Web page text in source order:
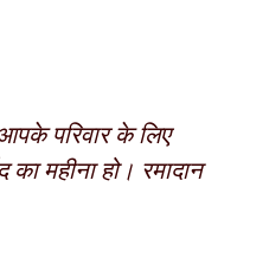
परिवार के लिए
महीना हो। रमादान